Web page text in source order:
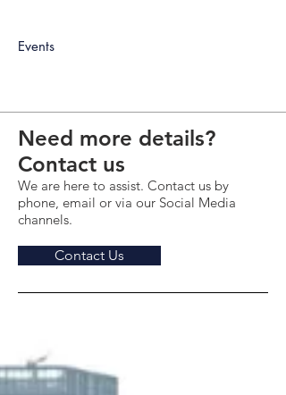
Events
Need more details?
Contact us
We are here to assist. Contact us by
phone, email or via our Social Media
channels.
Contact Us